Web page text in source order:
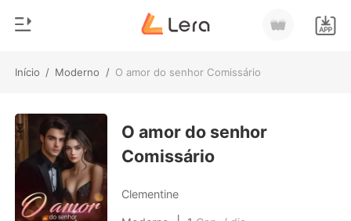
Início / Moderno / O amor do senhor Comissário
Loja
Histórico
Gênero
Moderno
Lobisomem
O amor do senhor
Comissário
Clementine